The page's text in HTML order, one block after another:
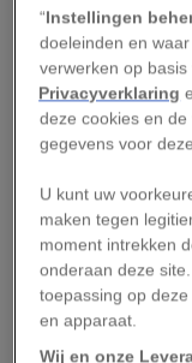
goed in
bijzonder lang,
Steile
Juist in de lente
mooist. De
groen en
verkoelende
“Instellingen
doeleinden en
verwerken op
Privacyverklaring
deze cookies en
gegevens voor
U kunt uw
maken tegen
moment intrekken
onderaan deze
toepassing op
en apparaat.
Wij en onze